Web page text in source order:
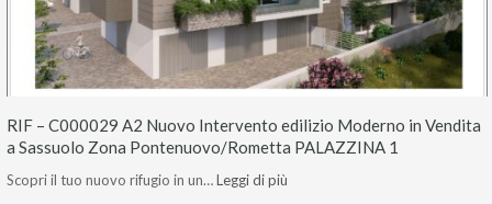
RIF – C000029 A2 Nuovo Intervento edilizio Moderno in Vendita
a Sassuolo Zona Pontenuovo/Rometta PALAZZINA 1
Scopri il tuo nuovo rifugio in un…Leggi di più